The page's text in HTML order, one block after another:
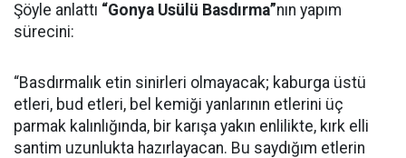
Şöyle anlattı “Gonya Usülü Basdırma”nın yapım
sürecini:
“Basdırmalık etin sinirleri olmayacak; kaburga üstü
etleri, bud etleri, bel kemiği yanlarının etlerini üç
parmak kalınlığında, bir karışa yakın enlilikte, kırk elli
santim uzunlukta hazırlayacan. Bu saydığım etlerin